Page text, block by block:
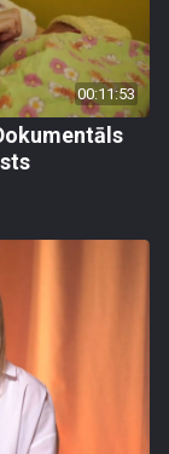
00:11:53